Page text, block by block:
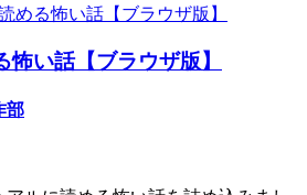
怖い話【ブラウザ版】
部